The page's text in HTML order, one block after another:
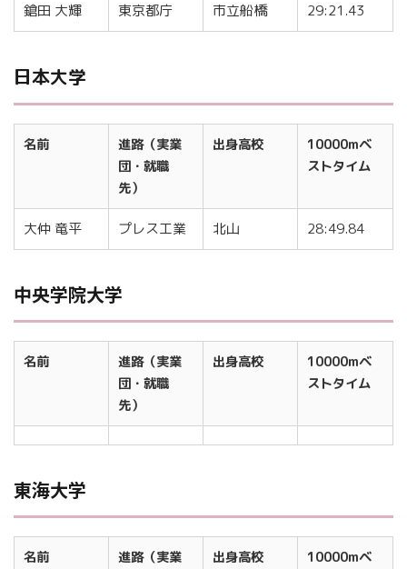
鎗田 大輝 東京都庁 市立船橋 29:21.43
日本大学
名前
進路（実業
団・就職
先）
出身高校
10000mベ
ストタイム
大仲 竜平 プレス工業 北山 28:49.84
中央学院大学
名前
進路（実業
団・就職
先）
出身高校
10000mベ
ストタイム
東海大学
名前
進路（実業
出身高校
10000mベ